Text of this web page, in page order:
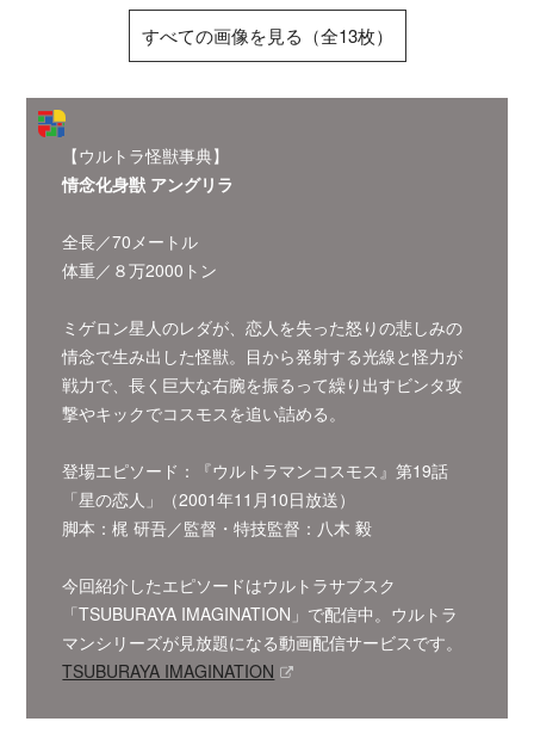
すべての画像を見る（全13枚）
【ウルトラ怪獣事典】
情念化身獣 アングリラ
全長／70メートル
体重／８万2000トン
ミゲロン星人のレダが、恋人を失った怒りの悲しみの
情念で生み出した怪獣。目から発射する光線と怪力が
戦力で、長く巨大な右腕を振るって繰り出すビンタ攻
撃やキックでコスモスを追い詰める。
登場エピソード：『ウルトラマンコスモス』第19話
「星の恋人」（2001年11月10日放送）
脚本：梶 研吾／監督・特技監督：八木 毅
今回紹介したエピソードはウルトラサブスク
「TSUBURAYA IMAGINATION」で配信中。ウルトラ
マンシリーズが見放題になる動画配信サービスです。
TSUBURAYA IMAGINATION